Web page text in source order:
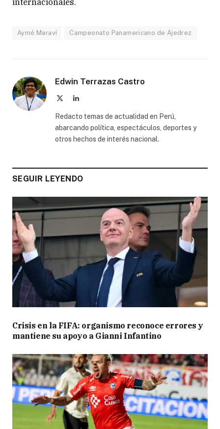
Aymé Maraví Campeonato Panamericano de Ajedrez
Edwin Terrazas Castro
LinkedIn
Redacto temas de actualidad en Perú,
abarcando política, espectáculos, deportes y
otros hechos de interés nacional.
SEGUIR LEYENDO
Crisis en la FIFA: organismo reconoce errores y
mantiene su apoyo a Gianni Infantino